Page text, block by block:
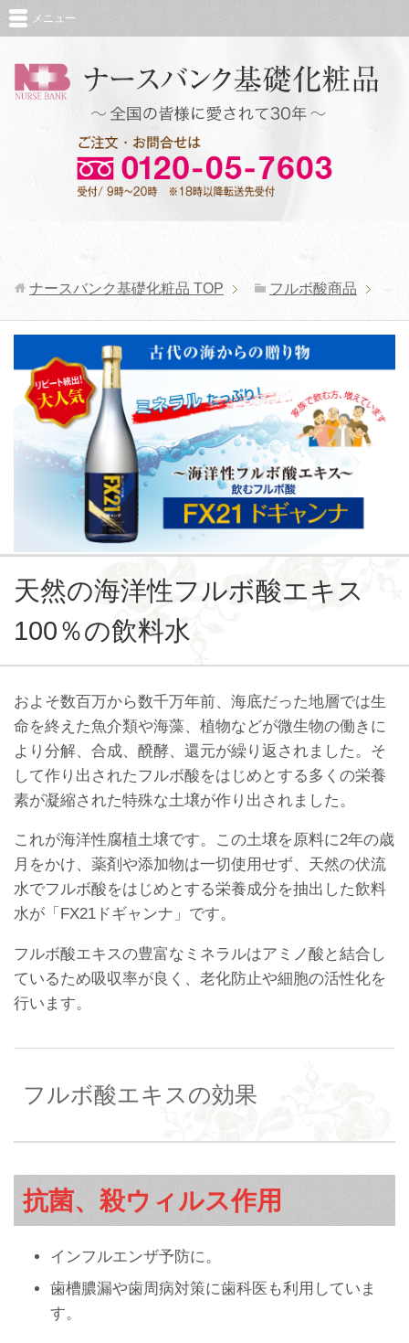
メニュー
ナースバンク基礎化粧品 TOP フルボ酸商品
天然の海洋性フルボ酸エキス
100％の飲料水
およそ数百万から数千万年前、海底だった地層では生
命を終えた魚介類や海藻、植物などが微生物の働きに
より分解、合成、醗酵、還元が繰り返されました。そ
して作り出されたフルボ酸をはじめとする多くの栄養
素が凝縮された特殊な土壌が作り出されました。
これが海洋性腐植土壌です。この土壌を原料に2年の歳
月をかけ、薬剤や添加物は一切使用せず、天然の伏流
水でフルボ酸をはじめとする栄養成分を抽出した飲料
水が「FX21ドギャンナ」です。
フルボ酸エキスの豊富なミネラルはアミノ酸と結合し
ているため吸収率が良く、老化防止や細胞の活性化を
行います。
フルボ酸エキスの効果
抗菌、殺ウィルス作用
インフルエンザ予防に。
歯槽膿漏や歯周病対策に歯科医も利用していま
す。